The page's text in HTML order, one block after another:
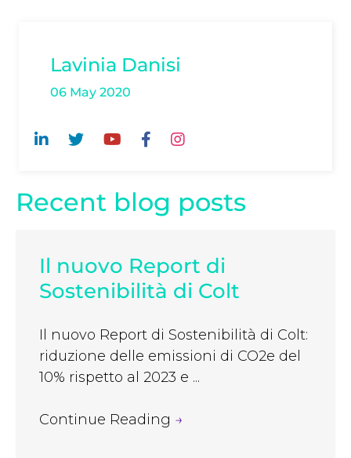
Lavinia Danisi
06 May 2020
Recent blog posts
Il nuovo Report di
Sostenibilità di Colt
Il nuovo Report di Sostenibilità di Colt:
riduzione delle emissioni di CO2e del
10% rispetto al 2023 e ...
Continue Reading →